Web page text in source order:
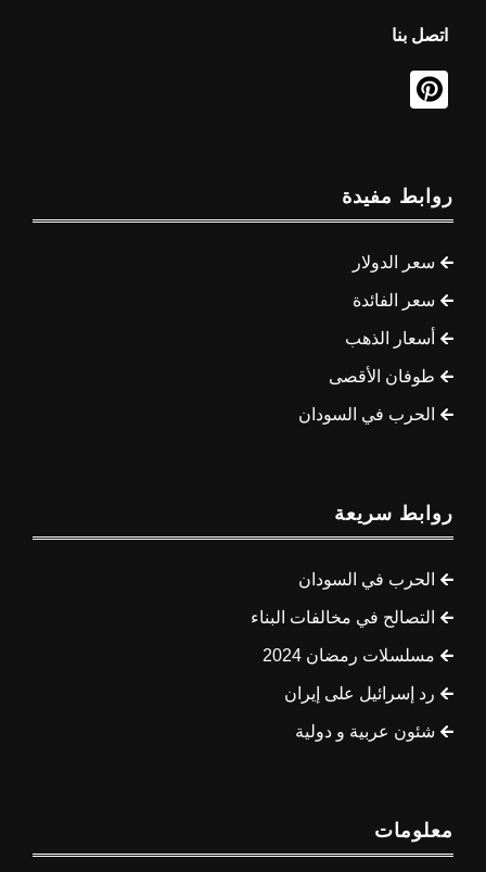
اتصل بنا
روابط مفيدة
سعر الدولار
سعر الفائدة
أسعار الذهب
طوفان الأقصى
الحرب في السودان
روابط سريعة
الحرب في السودان
التصالح في مخالفات البناء
مسلسلات رمضان 2024
رد إسرائيل على إيران
شئون عربية و دولية
معلومات